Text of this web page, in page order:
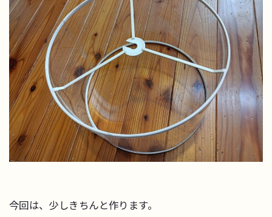
今回は、少しきちんと作ります。